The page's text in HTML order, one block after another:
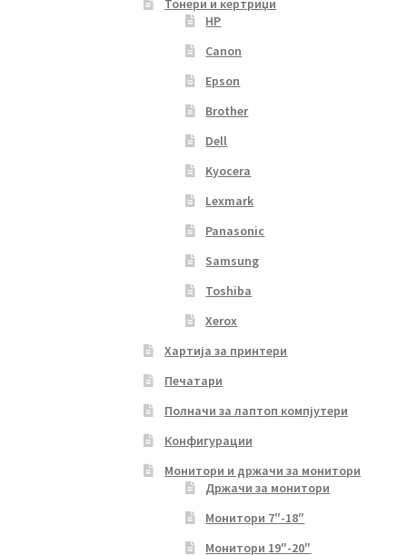
Тонери и кертриџи
HP
Canon
Epson
Brother
Dell
Kyocera
Lexmark
Panasonic
Samsung
Toshiba
Xerox
Хартија за принтери
Печатари
Полначи за лаптоп компјутери
Конфигурации
Монитори и држачи за монитори
Држачи за монитори
Монитори 7″-18″
Монитори 19″-20″